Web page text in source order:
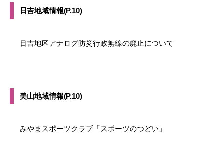
日吉地域情報(P.10)
日吉地区アナログ防災行政無線の廃止について
美山地域情報(P.10)
みやまスポーツクラブ「スポーツのつどい」